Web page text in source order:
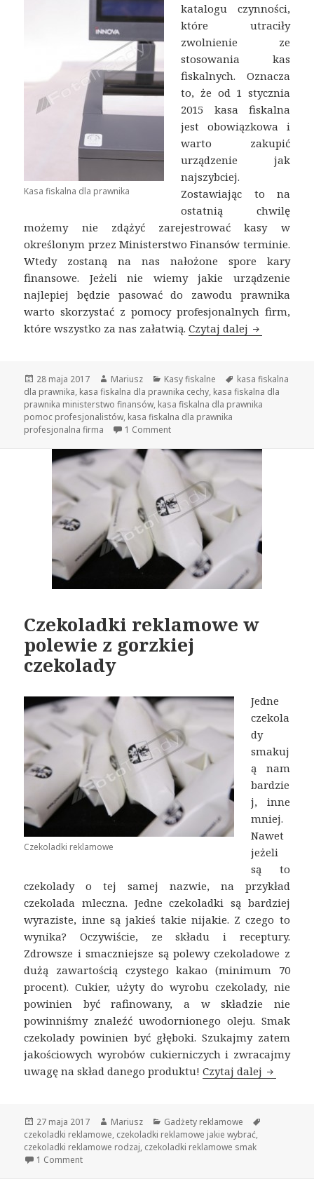
Kasa fiskalna dla prawnika
katalogu czynności,
które utraciły
zwolnienie ze
stosowania kas
fiskalnych. Oznacza
to, że od 1 stycznia
2015 kasa fiskalna
jest obowiązkowa i
warto zakupić
urządzenie jak
najszybciej.
Zostawiając to na
ostatnią chwilę
możemy nie zdążyć zarejestrować kasy w
określonym przez Ministerstwo Finansów terminie.
Wtedy zostaną na nas nałożone spore kary
finansowe. Jeżeli nie wiemy jakie urządzenie
najlepiej będzie pasować do zawodu prawnika
warto skorzystać z pomocy profesjonalnych firm,
które wszystko za nas załatwią.Czytaj dalej Kasa
Opublikowano
28 maja 2017 Autor
Mariusz Kategorie
Kasy fiskalne Tagi
kasa fiskalna
dla prawnika, kasa fiskalna dla prawnika cechy, kasa fiskalna dla
prawnika ministerstwo finansów, kasa fiskalna dla prawnika
pomoc profesjonalistów, kasa fiskalna dla prawnika
profesjonalna firma
1 Comment
Czekoladki reklamowe w
polewie z gorzkiej
czekolady
Czekoladki reklamowe
Jedne
czekola
dy
smakuj
ą nam
bardzie
j, inne
mniej.
Nawet
jeżeli
są to
czekolady o tej samej nazwie, na przykład
czekolada mleczna. Jedne czekoladki są bardziej
wyraziste, inne są jakieś takie nijakie. Z czego to
wynika? Oczywiście, ze składu i receptury.
Zdrowsze i smaczniejsze są polewy czekoladowe z
dużą zawartością czystego kakao (minimum 70
procent). Cukier, użyty do wyrobu czekolady, nie
powinien być rafinowany, a w składzie nie
powinniśmy znaleźć uwodornionego oleju. Smak
czekolady powinien być głęboki. Szukajmy zatem
jakościowych wyrobów cukierniczych i zwracajmy
uwagę na skład danego produktu!Czytaj dalej
Opublikowano
27 maja 2017 Autor
Mariusz Kategorie
Gadżety reklamowe
czekoladki reklamowe, czekoladki reklamowe jakie wybrać,
czekoladki reklamowe rodzaj, czekoladki reklamowe smak
1 Comment